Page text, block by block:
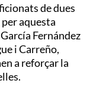
de dues
aquesta
Fernández
i Carreño,
a reforçar la